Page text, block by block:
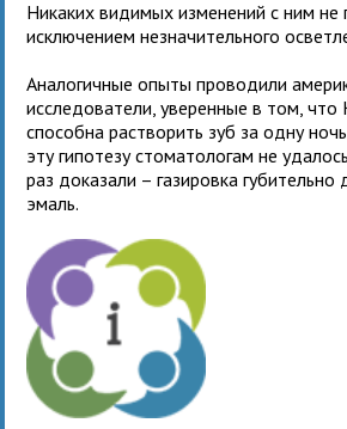
Никаких видимых изменений с ним
исключением незначительного
Аналогичные опыты проводили
исследователи, уверенные в том, что
способна растворить зуб за одну
эту гипотезу стоматологам не
раз доказали – газировка губительно
эмаль.